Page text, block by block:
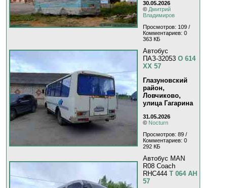
30.05.2026
© Дмитрий
Владимиров
Просмотров: 109 /
Комментариев: 0
363 КБ
Автобус
ПАЗ-32053 О 614
ХХ 57
Глазуновский
район,
Ловчиково,
улица Гагарина
31.05.2026
© Nocturn
Просмотров: 89 /
Комментариев: 0
292 КБ
Автобус MAN
R08 Coach
RHC444 Т 064 АН
57